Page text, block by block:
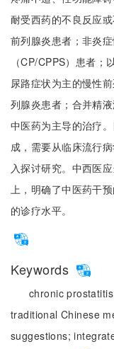
耐受西药的不良反应
前列腺炎患者；非炎
（CP/CPPS）患者
尿路症状为主的慢性
列腺炎患者；合并精
中医药为主导的治疗
成，需要从临床流行
入探讨研究。中西医
上，明确了中医药干
的诊疗水平。
Keywords
chronic
traditional Chinese
suggestions;